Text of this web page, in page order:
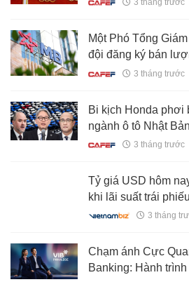
3 tháng trước
Một Phó Tổng
đội đăng ký bán
3 tháng trước
Bi kịch Honda phơi
ngành ô tô Nhật
cơ đứt gãy, bất lực
3 tháng trước
Tỷ giá USD hôm
khi lãi suất trái
3 tháng
Chạm ánh Cực